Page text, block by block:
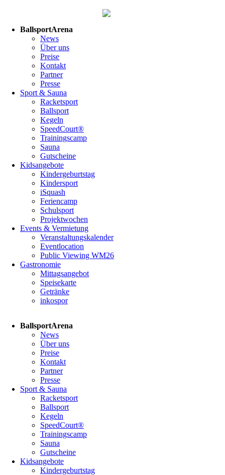
überspringenBallsportArena
News
Über uns
Preise
Kontakt
Partner
Presse
Sport & Sauna
Racketsport
Ballsport
Kegeln
SpeedCourt®
Trainingscamp
Sauna
Gutscheine
Kidsangebote
Kindergeburtstag
Kindersport
iSquash
Feriencamp
Schulsport
Projektwochen
Events & Vermietung
Veranstaltungskalender
Eventlocation
Public Viewing WM26
Gastronomie
Mittagsangebot
Speisekarte
Getränke
inkospor
überspringenBallsportArena
News
Über uns
Preise
Kontakt
Partner
Presse
Sport & Sauna
Racketsport
Ballsport
Kegeln
SpeedCourt®
Trainingscamp
Sauna
Gutscheine
Kidsangebote
Kindergeburtstag